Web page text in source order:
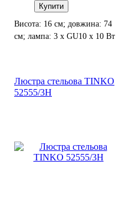
Купити
Висота: 16 см; довжина: 74
см; лампа: 3 х GU10 х 10 Вт
Люстра стельова TINKO
52555/3H